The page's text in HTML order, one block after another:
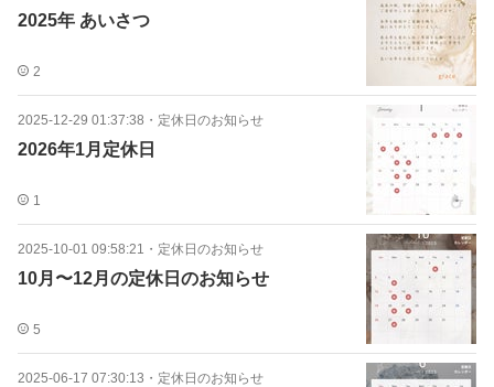
2025年 あいさつ
2
2025-12-29 01:37:38 ・ 定休日のお知らせ
2026年1月定休日
1
2025-10-01 09:58:21 ・ 定休日のお知らせ
10月〜12月の定休日のお知らせ
5
2025-06-17 07:30:13 ・ 定休日のお知らせ